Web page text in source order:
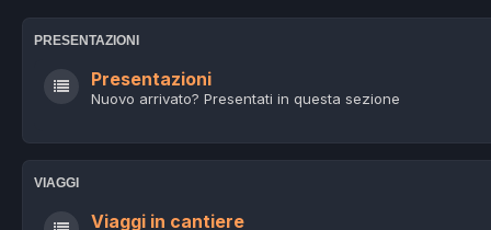
PRESENTAZIONI
Presentazioni
Nuovo arrivato? Presentati in questa sezione
VIAGGI
Viaggi in cantiere